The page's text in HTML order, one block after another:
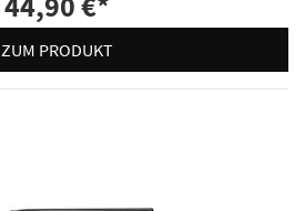
ZUM PRODUKT